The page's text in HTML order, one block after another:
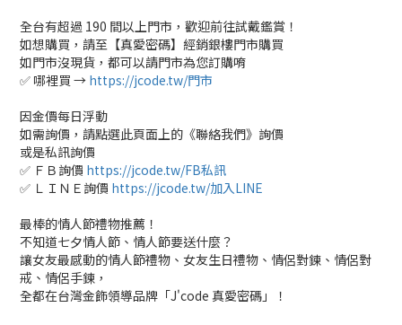
全台有超過 190 間以上門市，歡迎前往試戴鑑賞！
如想購買，請至【真愛密碼】經銷銀樓門市購買
如門市沒現貨，都可以請門市為您訂購唷
✅ 哪裡買 → https://jcode.tw/門市
因金價每日浮動
如需詢價，請點選此頁面上的《聯絡我們》詢價
或是私訊詢價
✅ ＦＢ詢價 https://jcode.tw/FB私訊
✅ ＬＩＮＥ詢價 https://jcode.tw/加入LINE
最棒的情人節禮物推薦！
不知道七夕情人節、情人節要送什麼？
讓女友最感動的情人節禮物、女友生日禮物、情侶對鍊、情侶對
戒、情侶手鍊，
全都在台灣金飾領導品牌「J'code 真愛密碼」！